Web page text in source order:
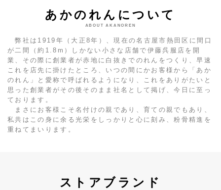
あかのれんについて
ABOUT AKANOREN
弊社は1919年（大正8年）、現在の名古屋市熱田区に間口
が二間（約1.8m）しかない小さな店舗で伊藤呉服店を開
業、その際に創業者が赤地に白抜きでのれんをつくり、早速
これを店先に掛けたところ、いつの間にかお客様から「あか
のれん」と愛称で呼ばれるようになり、これをありがたいと
思った創業者がその後そのまま社名として掲げ、今日に至っ
ております。
まさにお客様こそ名付けの親であり、育ての親でもあり、
私共はこの身に余る光栄をしっかりと心に刻み、粉骨精進を
重ねてまいります。
ストアブランド